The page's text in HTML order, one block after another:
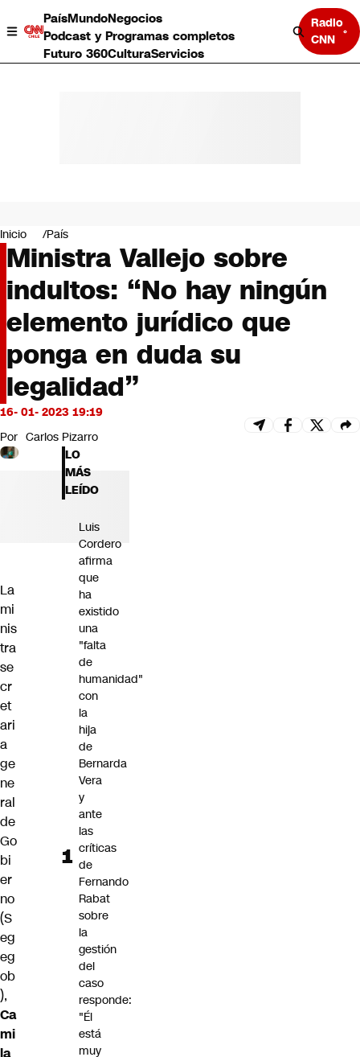
PaísMundoNegocios
Podcast y Programas completos
Futuro 360CulturaServicios
Radio
CNN
Negocios
Deportes
Programas completos
Cultura
Servicios
Bits
CNN tiempo
Futuro 360
Opinión
Inicio País
Ministra Vallejo sobre
indultos: “No hay ningún
elemento jurídico que
ponga en duda su
legalidad”
16- 01- 2023 19:19
Por Carlos Pizarro
La
mi
nis
tra
se
cr
et
ari
a
ge
ne
ral
de
Go
bi
er
no
(S
eg
eg
ob
),
Ca
mi
LO
MÁS
LEÍDO
Luis
Cordero
afirma
que
ha
existido
una
"falta
de
humanidad"
con
la
hija
de
Bernarda
Vera
y
ante
las
críticas
de
Fernando
Rabat
sobre
la
gestión
del
caso
responde:
"Él
está
muy